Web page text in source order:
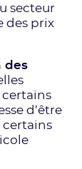
secteur
des prix
des
d’être
certains